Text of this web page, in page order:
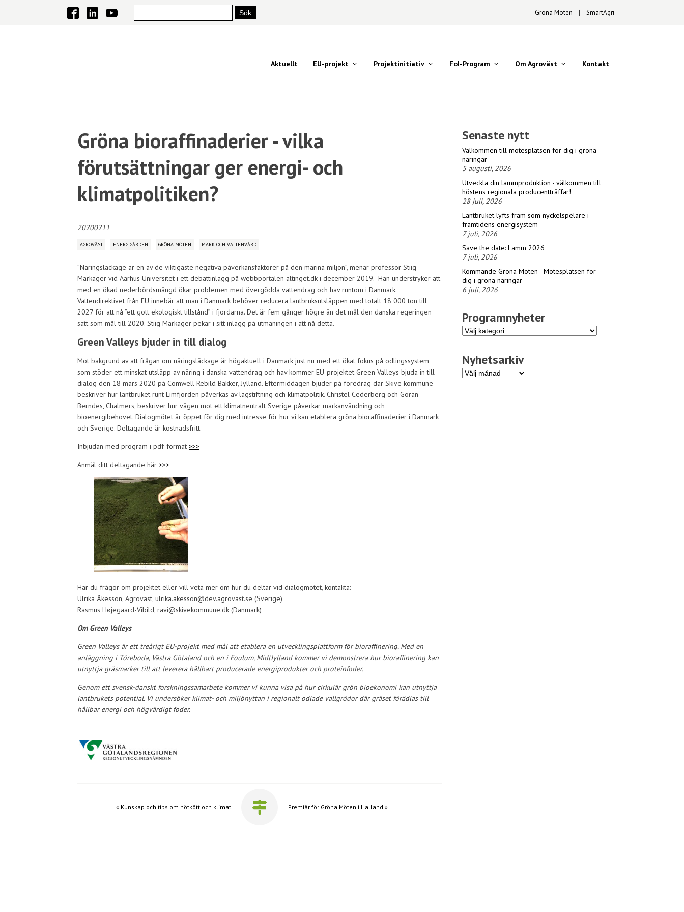
Gröna Möten ∣ SmartAgri
Aktuellt EU-projekt Projektinitiativ FoI-Program Om Agroväst Kontakt
Gröna bioraffinaderier - vilka
förutsättningar ger energi- och
klimatpolitiken?
20200211
AGROVÄST ENERGIGÅRDEN GRÖNA MÖTEN MARK OCH VATTENVÅRD
”Näringsläckage är en av de viktigaste negativa påverkansfaktorer på den marina miljön”, menar professor Stiig
Markager vid Aarhus Universitet i ett debattinlägg på webbportalen altinget.dk i december 2019. Han understryker att
med en ökad nederbördsmängd ökar problemen med övergödda vattendrag och hav runtom i Danmark.
Vattendirektivet från EU innebär att man i Danmark behöver reducera lantbruksutsläppen med totalt 18 000 ton till
2027 för att nå ”ett gott ekologiskt tillstånd” i fjordarna. Det är fem gånger högre än det mål den danska regeringen
satt som mål till 2020. Stiig Markager pekar i sitt inlägg på utmaningen i att nå detta.
Green Valleys bjuder in till dialog
Mot bakgrund av att frågan om näringsläckage är högaktuell i Danmark just nu med ett ökat fokus på odlingssystem
som stöder ett minskat utsläpp av näring i danska vattendrag och hav kommer EU-projektet Green Valleys bjuda in till
dialog den 18 mars 2020 på Comwell Rebild Bakker, Jylland. Eftermiddagen bjuder på föredrag där Skive kommune
beskriver hur lantbruket runt Limfjorden påverkas av lagstiftning och klimatpolitik. Christel Cederberg och Göran
Berndes, Chalmers, beskriver hur vägen mot ett klimatneutralt Sverige påverkar markanvändning och
bioenergibehovet. Dialogmötet är öppet för dig med intresse för hur vi kan etablera gröna bioraffinaderier i Danmark
och Sverige. Deltagande är kostnadsfritt.
Inbjudan med program i pdf-format >>>
Anmäl ditt deltagande här >>>
Har du frågor om projektet eller vill veta mer om hur du deltar vid dialogmötet, kontakta:
Ulrika Åkesson, Agroväst, ulrika.akesson@dev.agrovast.se (Sverige)
Rasmus Højegaard-Vibild, ravi@skivekommune.dk (Danmark)
Om Green Valleys
Green Valleys är ett treårigt EU-projekt med mål att etablera en utvecklingsplattform för bioraffinering. Med en
anläggning i Töreboda, Västra Götaland och en i Foulum, MidtJylland kommer vi demonstrera hur bioraffinering kan
utnyttja gräsmarker till att leverera hållbart producerade energiprodukter och proteinfoder.
Genom ett svensk-danskt forskningssamarbete kommer vi kunna visa på hur cirkulär grön bioekonomi kan utnyttja
lantbrukets potential. Vi undersöker klimat- och miljönyttan i regionalt odlade vallgrödor där gräset förädlas till
hållbar energi och högvärdigt foder.
« Kunskap och tips om nötkött och klimat Premiär för Gröna Möten i Halland »
Senaste nytt
Välkommen till mötesplatsen för dig i gröna
näringar
5 augusti, 2026
Utveckla din lammproduktion - välkommen till
höstens regionala producentträffar!
28 juli, 2026
Lantbruket lyfts fram som nyckelspelare i
framtidens energisystem
7 juli, 2026
Save the date: Lamm 2026
7 juli, 2026
Kommande Gröna Möten - Mötesplatsen för
dig i gröna näringar
6 juli, 2026
Programnyheter
Programnyheter
Nyhetsarkiv
Nyhetsarkiv